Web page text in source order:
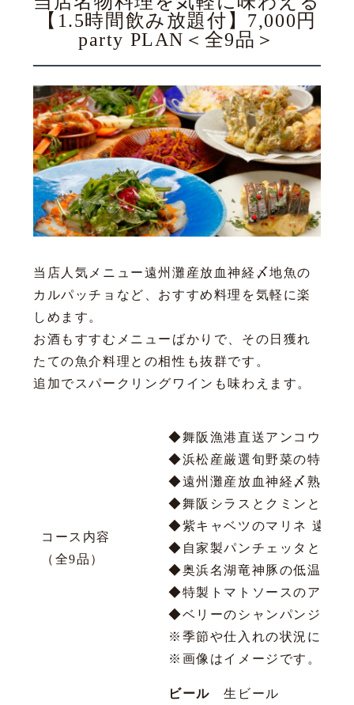
【1.5時間飲み放題付】7,000円
party PLAN＜全9品＞
当店人気メニュー遠州灘産放血神経〆地魚の
カルパッチョなど、おすすめ料理を気軽に楽
しめます。
お酒もすすむメニューばかりで、その日獲れ
たての魚介料理との相性も抜群です。
追加でスパークリングワインも味わえます。
コース内容
（全9品）
◆舞阪漁港直送アンコウの
◆浜松産厳選旬野菜の特製特
◆遠州灘産放血神経〆熟成マ
◆舞阪シラスとクミンと枝
◆紫キャベツのマリネ 遠州
◆自家製パンチェッタとモ
◆奥浜名湖竜神豚の低温ロ
◆特製トマトソースのアラビ
◆ベリーのシャンパンジュ
※季節や仕入れの状況により
※画像はイメージです。
ビール 生ビール